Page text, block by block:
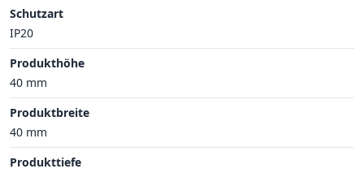
Schutzart
IP20
Produkthöhe
40 mm
Produktbreite
40 mm
Produkttiefe